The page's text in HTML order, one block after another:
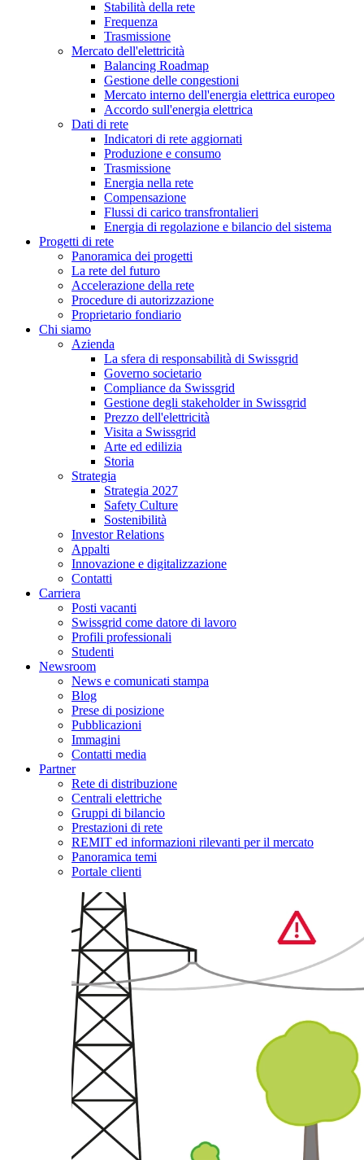
Stabilità della rete
Frequenza
Trasmissione
Mercato dell'elettricità
Balancing Roadmap
Gestione delle congestioni
Mercato interno dell'energia elettrica europeo
Accordo sull'energia elettrica
Dati di rete
Indicatori di rete aggiornati
Produzione e consumo
Trasmissione
Energia nella rete
Compensazione
Flussi di carico transfrontalieri
Energia di regolazione e bilancio del sistema
Progetti di rete
Panoramica dei progetti
La rete del futuro
Accelerazione della rete
Procedure di autorizzazione
Proprietario fondiario
Chi siamo
Azienda
La sfera di responsabilità di Swissgrid
Governo societario
Compliance da Swissgrid
Gestione degli stakeholder in Swissgrid
Prezzo dell'elettricità
Visita a Swissgrid
Arte ed edilizia
Storia
Strategia
Strategia 2027
Safety Culture
Sostenibilità
Investor Relations
Appalti
Innovazione e digitalizzazione
Contatti
Carriera
Posti vacanti
Swissgrid come datore di lavoro
Profili professionali
Studenti
Newsroom
News e comunicati stampa
Blog
Prese di posizione
Pubblicazioni
Immagini
Contatti media
Partner
Rete di distribuzione
Centrali elettriche
Gruppi di bilancio
Prestazioni di rete
REMIT ed informazioni rilevanti per il mercato
Panoramica temi
Portale clienti